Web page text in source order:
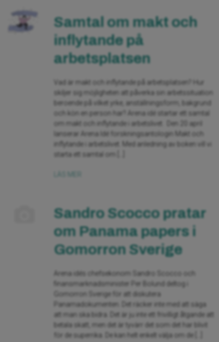
Samtal om makt och
inflytande på
arbetsplatsen
Vad är makt och inflytande på arbetsplatsen? Hur
skiljer sig möjligheten att påverka sin arbetssituation
beroende på vilket yrke, anställningsform, bakgrund
och kön en person har? Arena idé startar ett samtal
om makt och inflytande i arbetslivet. Den 20 april
lanserar Arena Idé forskningsantologin Makt och
inflytande i arbetslivet. Med anledning av boken vill vi
starta ett samtal om […]
Sandro Scocco pratar
om Panama papers i
Gomorron Sverige
Arena idés chefsekonom Sandro Scocco och
finansmarknadsminister Per Bolund deltog i
Gomorron Sverige för att diskutera
Panamadokumenten. Det räcker inte med att säga
att man ska bidra. Det är ju inte ett frivilligt åtgande att
betala skatt, men det är tyvärr det som det har blivit
för de superrika. De kan helt enkelt välja om de […]